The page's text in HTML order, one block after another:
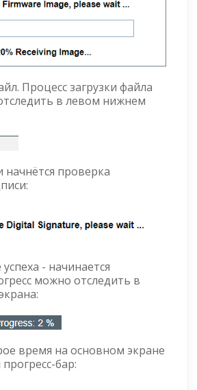
Процесс загрузки файла
в левом нижнем
начнётся проверка
- начинается
можно отследить в
время на основном экране
бар: